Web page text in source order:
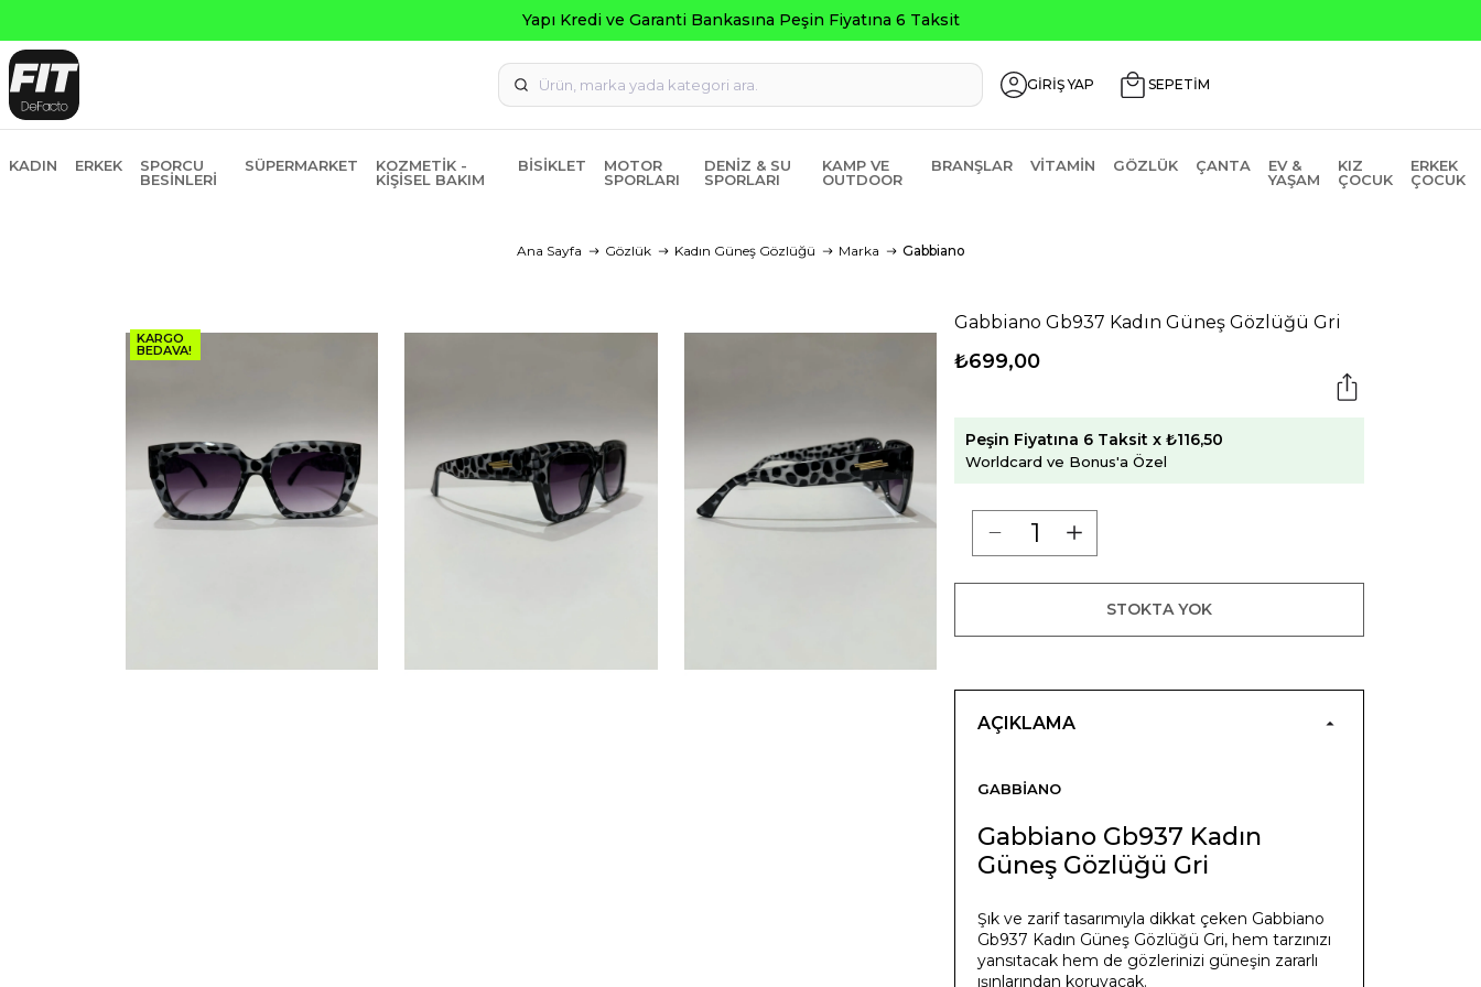
Seçili Ürünlerde ₺2000 Üzeri ₺200 İndirim Kodu: AGUSTOS200
GİRİŞ YAP SEPETİM
KADIN ERKEK
SPORCU
BESINLERI
SÜPERMARKET
KOZMETIK -
KIŞISEL BAKIM
BISIKLET
MOTOR
SPORLARI
DENIZ & SU
SPORLARI
KAMP VE
OUTDOOR
BRANŞLAR VITAMIN GÖZLÜK ÇANTA
EV &
YAŞAM
KIZ
ÇOCUK
ERKEK
ÇOCUK
Ana Sayfa Gözlük Kadın Güneş Gözlüğü Marka Gabbiano
KARGO
BEDAVA!
Gabbiano Gb937 Kadın Güneş Gözlüğü Gri
₺699,00
Peşin Fiyatına 6 Taksit x ₺116,50
Worldcard ve Bonus'a Özel
STOKTA YOK
AÇIKLAMA
GABBIANO
Gabbiano Gb937 Kadın
Güneş Gözlüğü Gri
Şık ve zarif tasarımıyla dikkat çeken Gabbiano
Gb937 Kadın Güneş Gözlüğü Gri, hem tarzınızı
yansıtacak hem de gözlerinizi güneşin zararlı
ışınlarından koruyacak.